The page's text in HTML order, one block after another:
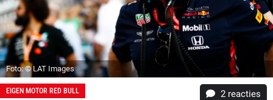
Foto: © LAT Images
EIGEN MOTOR RED BULL 2 reacties